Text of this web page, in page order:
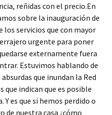
reñidas con el precio.En
sobre la inauguración de
los servicios que con mayor
urgente para poner
externamente fuera
Estuvimos hablando de
que inundan la Red
indican que es posible
es que si hemos perdido o
de nuestra casa ¿cómo